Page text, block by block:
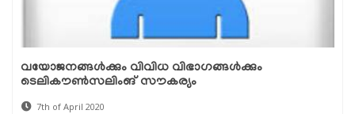
വയോജനങ്ങള്‍ക്കും വിവിധ വിഭാഗങ്ങള്‍ക്കും
ടെലികൗണ്‍സലിംങ് സൗകര്യം
7th of April 2020